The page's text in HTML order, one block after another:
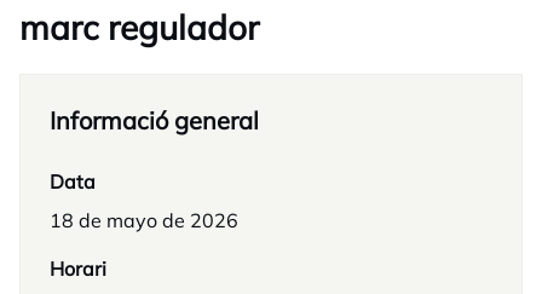
marc regulador
Informació general
Data
18 de mayo de 2026
Horari